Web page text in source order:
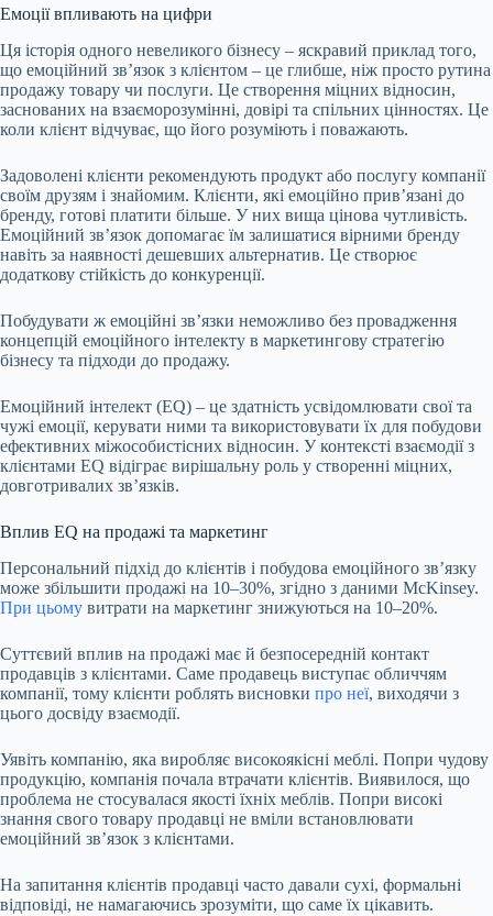
Емоції впливають на цифри
Ця історія одного невеликого бізнесу – яскравий приклад того,
що емоційний звʼязок з клієнтом – це глибше, ніж просто рутина
продажу товару чи послуги. Це створення міцних відносин,
заснованих на взаєморозумінні, довірі та спільних цінностях. Це
коли клієнт відчуває, що його розуміють і поважають.
Задоволені клієнти рекомендують продукт або послугу компанії
своїм друзям і знайомим. Клієнти, які емоційно привʼязані до
бренду, готові платити більше. У них вища цінова чутливість.
Емоційний звʼязок допомагає їм залишатися вірними бренду
навіть за наявності дешевших альтернатив. Це створює
додаткову стійкість до конкуренції.
Побудувати ж емоційні зв’язки неможливо без провадження
концепцій емоційного інтелекту в маркетингову стратегію
бізнесу та підходи до продажу.
Емоційний інтелект (ЕQ) – це здатність усвідомлювати свої та
чужі емоції, керувати ними та використовувати їх для побудови
ефективних міжособистісних відносин. У контексті взаємодії з
клієнтами ЕQ відіграє вирішальну роль у створенні міцних,
довготривалих зв’язків.
Вплив ЕQ на продажі та маркетинг
Персональний підхід до клієнтів і побудова емоційного звʼязку
може збільшити продажі на 10–30%, згідно з даними McKinsey.
При цьому витрати на маркетинг знижуються на 10–20%.
Суттєвий вплив на продажі має й безпосередній контакт
продавців з клієнтами. Саме продавець виступає обличчям
компанії, тому клієнти роблять висновки про неї, виходячи з
цього досвіду взаємодії.
Уявіть компанію, яка виробляє високоякісні меблі. Попри чудову
продукцію, компанія почала втрачати клієнтів. Виявилося, що
проблема не стосувалася якості їхніх меблів. Попри високі
знання свого товару продавці не вміли встановлювати
емоційний звʼязок з клієнтами.
На запитання клієнтів продавці часто давали сухі, формальні
відповіді, не намагаючись зрозуміти, що саме їх цікавить.